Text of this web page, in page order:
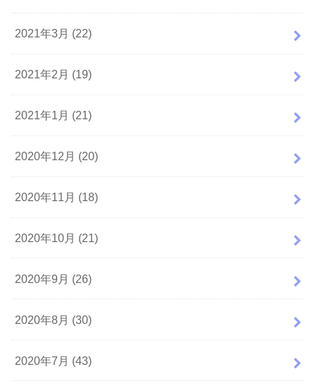
2021年3月 (22)
2021年2月 (19)
2021年1月 (21)
2020年12月 (20)
2020年11月 (18)
2020年10月 (21)
2020年9月 (26)
2020年8月 (30)
2020年7月 (43)